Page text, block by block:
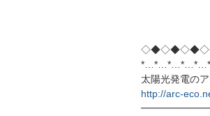
太陽光発電の
http://arc-